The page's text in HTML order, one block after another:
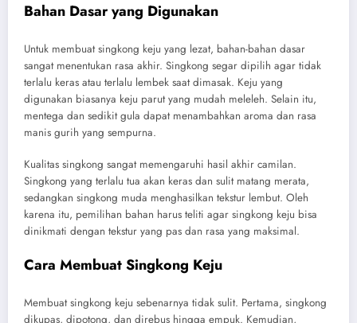
Bahan Dasar yang Digunakan
Untuk membuat singkong keju yang lezat, bahan-bahan dasar
sangat menentukan rasa akhir. Singkong segar dipilih agar tidak
terlalu keras atau terlalu lembek saat dimasak. Keju yang
digunakan biasanya keju parut yang mudah meleleh. Selain itu,
mentega dan sedikit gula dapat menambahkan aroma dan rasa
manis gurih yang sempurna.
Kualitas singkong sangat memengaruhi hasil akhir camilan.
Singkong yang terlalu tua akan keras dan sulit matang merata,
sedangkan singkong muda menghasilkan tekstur lembut. Oleh
karena itu, pemilihan bahan harus teliti agar singkong keju bisa
dinikmati dengan tekstur yang pas dan rasa yang maksimal.
Cara Membuat Singkong Keju
Membuat singkong keju sebenarnya tidak sulit. Pertama, singkong
dikupas, dipotong, dan direbus hingga empuk. Kemudian,